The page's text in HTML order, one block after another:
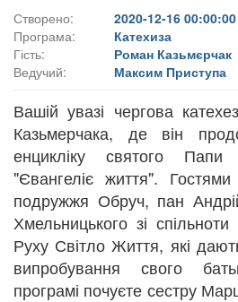
Створено:
2020-12-16 00:00:00
Програма:
Катехиза
Гість:
Роман Казьмєрчак
Ведучий:
Максим Приступа
Вашій увазі чергова
Казьмерчака, де він
енцикліку святого
"Євангеліє життя".
подружжя Обруч, пан
Хмельницького зі
Руху Світло Життя, які
випробування свого
програмі почуєте сестру